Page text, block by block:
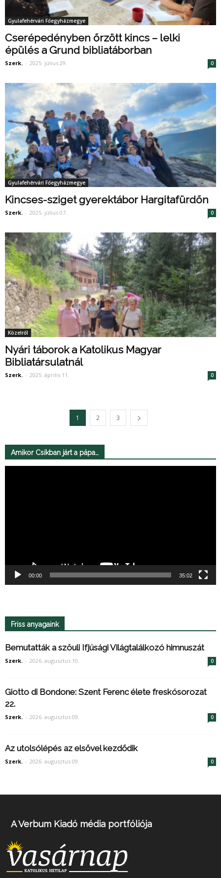
Gyulafehérvári Főegyházmegye
Cserépedényben őrzött kincs – lelki
épülés a Grund bibliatáborban
Szerk. - 2025. július 29. 0
Gyulafehérvári Főegyházmegye
Kincses-sziget gyerektábor Hargitafürdőn
Szerk. - 2025. július 07. 0
Közelről
Nyári táborok a Katolikus Magyar
Bibliatársulatnál
Szerk. - 2025. április 11. 0
1 2 3
Amikor Csíkban járt a pápa…
00:00 35:02
Friss anyagaink
Bemutatták a szöuli Ifjúsági Világtalálkozó himnuszát
Szerk. - 2026. augusztus 10. 0
Giotto di Bondone: Szent Ferenc élete freskósorozat
22.
Szerk. - 2026. augusztus 09. 0
Az utolsólépés az elsővel kezdődik
Szerk. - 2026. augusztus 09. 0
A Verbum Kiadó média portfóliója